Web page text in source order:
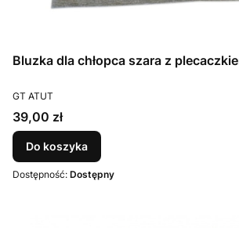
Bluzka dla chłopca szara z
PRODUCENT
GT ATUT
Cena
39,00 zł
Do koszyka
Dostępność: Dostępny